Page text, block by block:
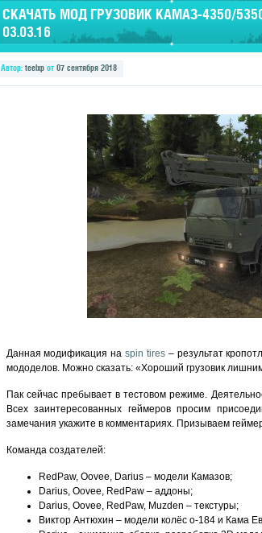
СКАЧАТЬ МОД ГРУЗОВИК КАМАЗ-4350/
03.03.16
Автор: teelxpот 07 сентября 2018
Данная модификация на spin tires– результат
мододелов. Можно сказать: «Хороший грузовик
Пак сейчас пребывает в тестовом режиме.
Всех заинтересованных геймеров просим
замечания укажите в комментариях. Призываем
Команда создателей:
RedPaw, Oovee, Darius – модели Камазов;
Darius, Oovee, RedPaw – аддоны;
Darius, Oovee, RedPaw, Muzden – текстуры;
Виктор Антюхин – модели колёс о-184 и Кама